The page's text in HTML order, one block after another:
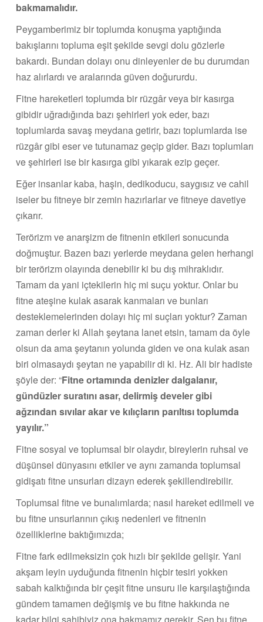
bakmamalıdır.
Peygamberimiz bir toplumda konuşma yaptığında
bakışlarını topluma eşit şekilde sevgi dolu gözlerle
bakardı. Bundan dolayı onu dinleyenler de bu durumdan
haz alırlardı ve aralarında güven doğururdu.
Fitne hareketleri toplumda bir rüzgâr veya bir kasırga
gibidir uğradığında bazı şehirleri yok eder, bazı
toplumlarda savaş meydana getirir, bazı toplumlarda ise
rüzgâr gibi eser ve tutunamaz geçip gider. Bazı toplumları
ve şehirleri ise bir kasırga gibi yıkarak ezip geçer.
Eğer insanlar kaba, haşin, dedikoducu, saygısız ve cahil
iseler bu fitneye bir zemin hazırlarlar ve fitneye davetiye
çıkarır.
Terörizm ve anarşizm de fitnenin etkileri sonucunda
doğmuştur. Bazen bazı yerlerde meydana gelen herhangi
bir terörizm olayında denebilir ki bu dış mihraklıdır.
Tamam da yani içtekilerin hiç mi suçu yoktur. Onlar bu
fitne ateşine kulak asarak kanmaları ve bunları
desteklemelerinden dolayı hiç mi suçları yoktur? Zaman
zaman derler ki Allah şeytana lanet etsin, tamam da öyle
olsun da ama şeytanın yolunda giden ve ona kulak asan
biri olmasaydı şeytan ne yapabilir di ki. Hz. Ali bir hadiste
şöyle der: “Fitne ortamında denizler dalgalanır,
gündüzler suratını asar, delirmiş develer gibi
ağzından sıvılar akar ve kılıçların parıltısı toplumda
yayılır.”
Fitne sosyal ve toplumsal bir olaydır, bireylerin ruhsal ve
düşünsel dünyasını etkiler ve aynı zamanda toplumsal
gidişatı fitne unsurları dizayn ederek şekillendirebilir.
Toplumsal fitne ve bunalımlarda; nasıl hareket edilmeli ve
bu fitne unsurlarının çıkış nedenleri ve fitnenin
özelliklerine baktığımızda;
Fitne fark edilmeksizin çok hızlı bir şekilde gelişir. Yani
akşam leyin uyduğunda fitnenin hiçbir tesiri yokken
sabah kalktığında bir çeşit fitne unsuru ile karşılaştığında
gündem tamamen değişmiş ve bu fitne hakkında ne